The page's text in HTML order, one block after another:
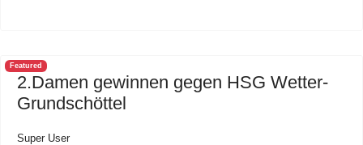
Featured
2.Damen gewinnen gegen HSG Wetter-
Grundschöttel
Super User